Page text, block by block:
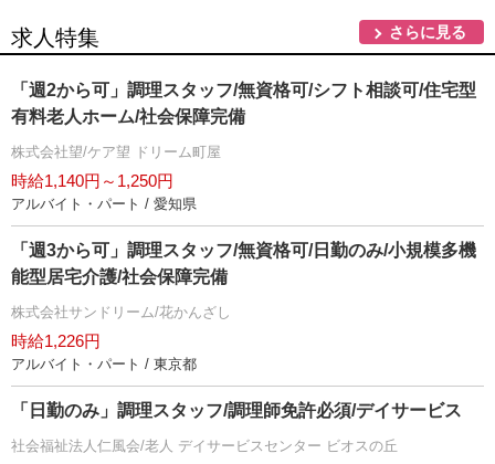
求人特集 さらに見る
「週2から可」調理スタッフ/無資格可/シフト相談可/住宅型
有料老人ホーム/社会保障完備
株式会社望/ケア望 ドリーム町屋
時給1,140円～1,250円
アルバイト・パート / 愛知県
「週3から可」調理スタッフ/無資格可/日勤のみ/小規模多機
能型居宅介護/社会保障完備
株式会社サンドリーム/花かんざし
時給1,226円
アルバイト・パート / 東京都
「日勤のみ」調理スタッフ/調理師免許必須/デイサービス
社会福祉法人仁風会/老人 デイサービスセンター ビオスの丘